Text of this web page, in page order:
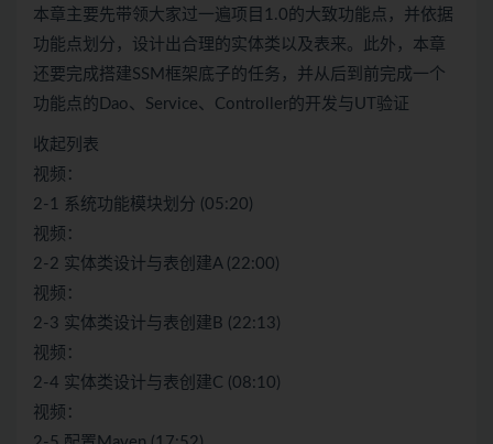
本章主要先带领大家过一遍项目1.0的大致功能点，并依据
功能点划分，设计出合理的实体类以及表来。此外，本章
还要完成搭建SSM框架底子的任务，并从后到前完成一个
功能点的Dao、Service、Controller的开发与UT验证
收起列表
视频：
2-1 系统功能模块划分 (05:20)
视频：
2-2 实体类设计与表创建A (22:00)
视频：
2-3 实体类设计与表创建B (22:13)
视频：
2-4 实体类设计与表创建C (08:10)
视频：